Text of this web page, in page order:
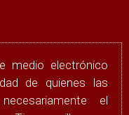
medio electrónico
de quienes las
el